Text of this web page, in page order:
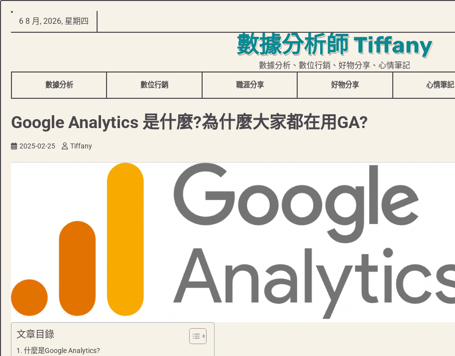
Skip
6 8 月, 2026, 星期四
數據分析師 Tiffany
數據分析、數位行銷、好物分享、心情筆記
數據分析 數位行銷 職涯分享 好物分享 心情筆記
Google Analytics 是什麼?為什麼大家都在用GA?
2025-02-25 Tiffany
文章目錄
什麼是Google Analytics?